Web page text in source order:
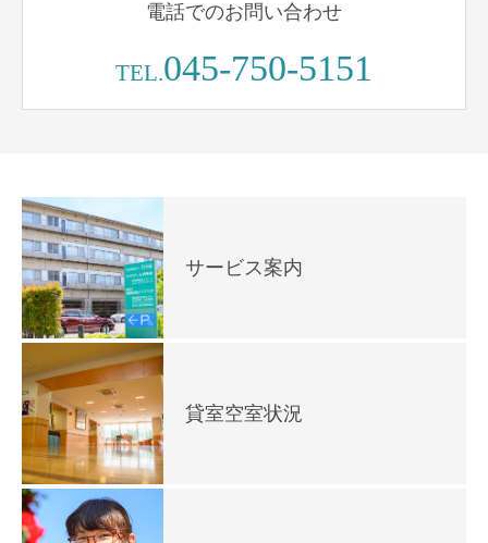
電話でのお問い合わせ
TEL.045-750-5151
サービス案内
貸室空室状況